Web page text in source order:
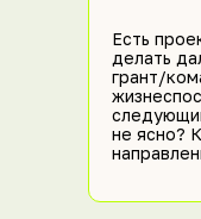
Есть
делать
грант/
не ясно?